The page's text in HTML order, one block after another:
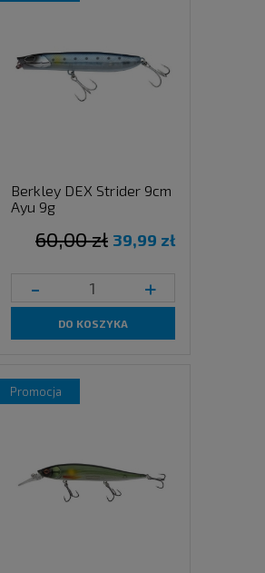
Berkley DEX Strider 9cm
Ayu 9g
39,99 zł
60,00 zł
- +
DO KOSZYKA
promocja